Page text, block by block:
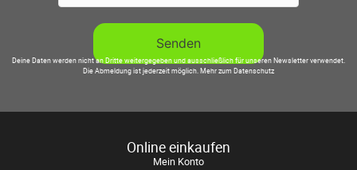
Deine Daten werden nicht an Dritte weitergegeben und ausschließlich für unseren Newsletter verwendet.
Die Abmeldung ist jederzeit möglich.Mehr zum Datenschutz
Online einkaufen
Mein Konto